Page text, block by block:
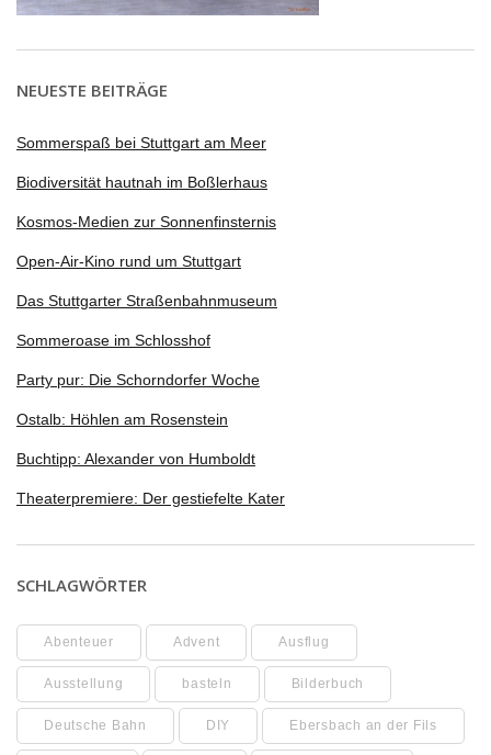
NEUESTE BEITRÄGE
Sommerspaß bei Stuttgart am Meer
Biodiversität hautnah im Boßlerhaus
Kosmos-Medien zur Sonnenfinsternis
Open-Air-Kino rund um Stuttgart
Das Stuttgarter Straßenbahnmuseum
Sommeroase im Schlosshof
Party pur: Die Schorndorfer Woche
Ostalb: Höhlen am Rosenstein
Buchtipp: Alexander von Humboldt
Theaterpremiere: Der gestiefelte Kater
SCHLAGWÖRTER
Abenteuer Advent Ausflug
Ausstellung basteln Bilderbuch
Deutsche Bahn DIY Ebersbach an der Fils